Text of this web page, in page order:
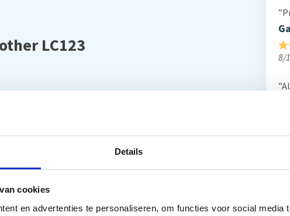
Details
cookies
en advertenties te personaliseren, om functies voor social media
LC123
DCP-J4110DW, MFC-J245, MFC-J470DW, MFC-
MFC-J4710DW, MFC-J6520DW, MFC-J6720DW, MFC-
8/